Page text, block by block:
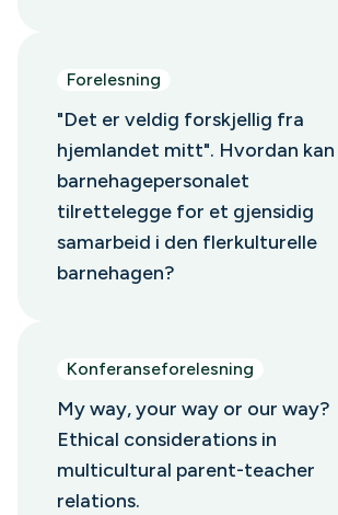
Forelesning
"Det er veldig forskjellig fra
hjemlandet mitt". Hvordan kan
barnehagepersonalet
tilrettelegge for et gjensidig
samarbeid i den flerkulturelle
barnehagen?
Konferanseforelesning
My way, your way or our way?
Ethical considerations in
multicultural parent-teacher
relations.